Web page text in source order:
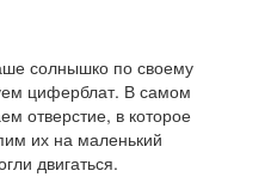
солнышко по своему
циферблат. В самом
отверстие, в которое
их на маленький
двигаться.